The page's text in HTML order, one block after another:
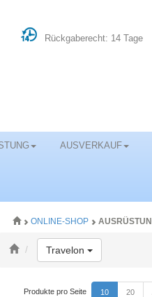
Rückgaberecht: 14 Tage
AUSVERKAUF
ONLINE-SHOP
Travelon Toggle
Produkte pro Seite 10 20